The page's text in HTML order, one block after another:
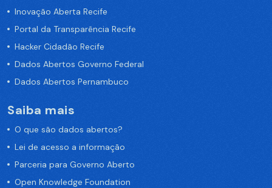
Inovação Aberta Recife
Portal da Transparência Recife
Hacker Cidadão Recife
Dados Abertos Governo Federal
Dados Abertos Pernambuco
Saiba mais
O que são dados abertos?
Lei de acesso a informação
Parceria para Governo Aberto
Open Knowledge Foundation